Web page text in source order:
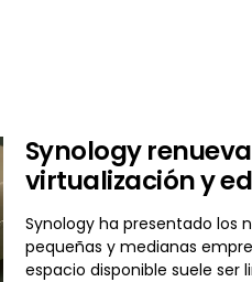
Synology
virtualización y
Synology ha presentado los
pequeñas y medianas
espacio disponible suele ser